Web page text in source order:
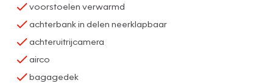
voorstoelen verwarmd
achterbank in delen neerklapbaar
achteruitrijcamera
airco
bagagedek